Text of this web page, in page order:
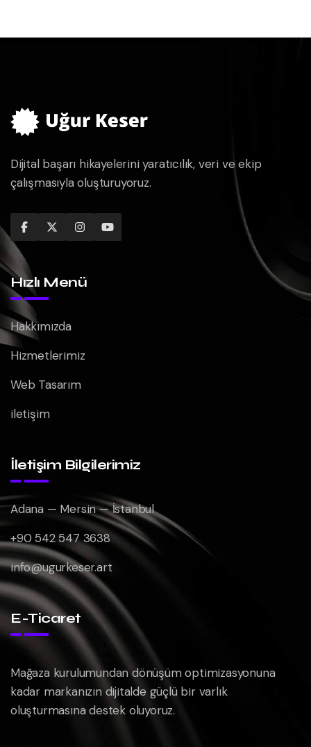
Dijital başarı hikayelerini yaratıcılık, veri ve ekip
çalışmasıyla oluşturuyoruz.
Hızlı Menü
Hakkımızda
Hizmetlerimiz
Web Tasarım
iletişim
İletişim Bilgilerimiz
Adana — Mersin — İstanbul
+90 542 547 3638
info@ugurkeser.art
E-Ticaret
Mağaza kurulumundan dönüşüm optimizasyonuna
kadar markanızın dijitalde güçlü bir varlık
oluşturmasına destek oluyoruz.